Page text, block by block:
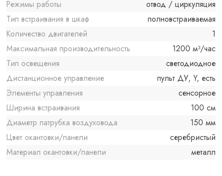
Режимы работы
отвод / циркуляция
Тип встраивания в шкаф
полновстраиваемая
Количество двигателей
1
Максимальная производительность
1200 м³/час
Тип освещения
светодиодное
Дистанционное управление
пульт ДУ, Y, есть
Элементы управления
сенсорное
Ширина встраивания
100 см
Диаметр патрубка воздуховода
150 мм
Цвет окантовки/панели
серебристый
Материал окантовки/панели
металл